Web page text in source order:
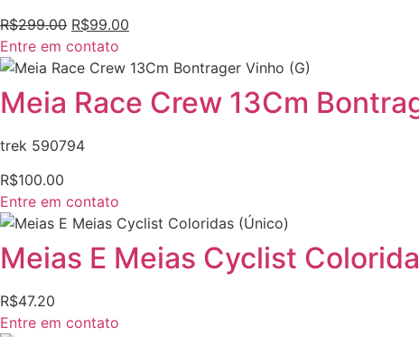
R$299.00 R$99.00
Entre em contato
Meia Race Crew 13Cm
trek 590794
R$100.00
Entre em contato
Meias E Meias Cyclist
R$47.20
Entre em contato